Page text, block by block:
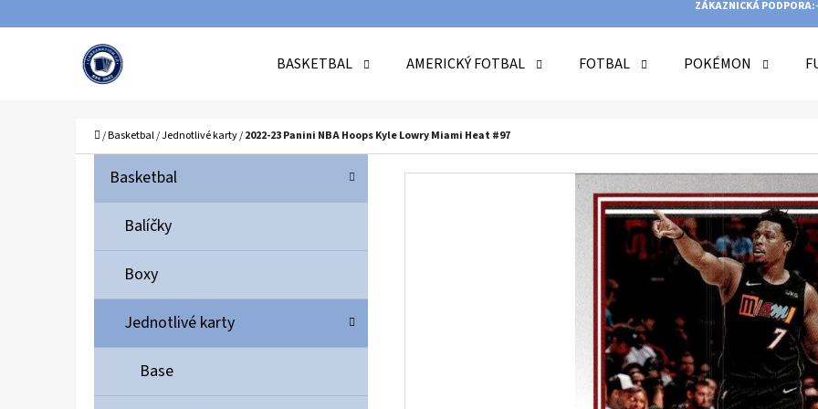
ZÁKAZNICKÁ PODPORA:
BASKETBAL AMERICKÝ FOTBAL FOTBAL POKÉMON
Domů
/Basketbal/Jednotlivé karty/2022-23 Panini NBA Hoops Kyle Lowry Miami Heat #97
Přeskočit
kategorie
K
T
G
R
E
Basketbal
Balíčky
Boxy
Jednotlivé karty
Base
Zpět
Zpět
HLEDAT
DOPORUČUJEME